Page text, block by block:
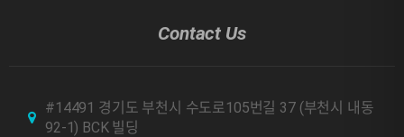
Contact Us
#14491 경기도 부천시 수도로105번길 37 (부천시 내동
92-1) BCK 빌딩